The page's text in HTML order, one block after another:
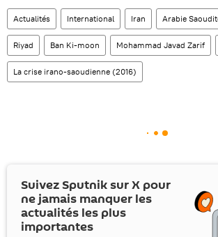
Actualités International Iran Arabie
Riyad Ban Ki-moon Mohammad Javad Zarif
La crise irano-saoudienne (2016)
Suivez Sputnik surX pour
ne jamais manquer les
actualités les plus
importantes